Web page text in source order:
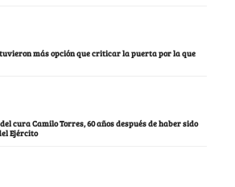
tuvieron más opción que criticar la puerta por la que
cura Camilo Torres, 60 años después de haber sido
Ejército